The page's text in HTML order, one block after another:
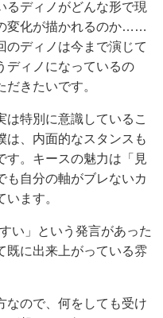
るディノがどんな形で現
変化が描かれるのか……
のディノは今まで演じて
ディノになっているの
きたいです。
は特別に意識しているこ
は、内面的なスタンスも
す。キースの魅力は「見
も自分の軸がブレないカ
ます。
い」という発言があった
既に出来上がっている雰
なので、何をしても受け